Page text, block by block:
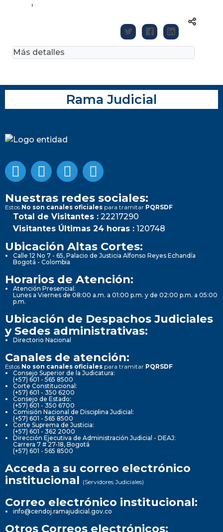
'
Más detalles
Rama Judicial
Nuestras redes sociales:
Estos No son canales oficiales para tramitar PQRSDF
Total de Visitantes : 22217290
Visitantes Últimas 24 horas : 120748
Ubicación Altas Cortes:
Calle 12 No 7 - 65, Palacio de Justicia Alfonso Reyes Echandía
Bogotá - Colombia
Horarios de Atención:
Atención Presencial:
Lunes a Viernes de 08:00 a.m. a 01:00 p.m. y de 02:00 p.m. a 05:00
p.m.
Ubicación de Despachos Judiciales
y Sedes administrativas:
Directorio Nacional
Canales de atención:
Estos No son canales oficiales para tramitar PQRSDF
Consejo Superior de la Judicatura:
(+57) 601 - 565 8500
Corte Constitucional:
(+57) 601 - 350 6200
Consejo de Estado:
(+57) 601 - 350 6700
Comisión Nacional de Disciplina Judicial:
(+57) 601 - 565 8500
Corte Suprema de Justicia:
(+57) 601 - 362 2000
Dirección Ejecutiva de Administración Judicial - DEAJ:
Carrera 7 # 27-18, Bogotá
(+57) 601 - 565 8500
Acceda a su correo electrónico
institucional (Servidores Judiciales)
Correo electrónico institucional:
info@cendoj.ramajudicial.gov.co
Otros Correos electrónicos: